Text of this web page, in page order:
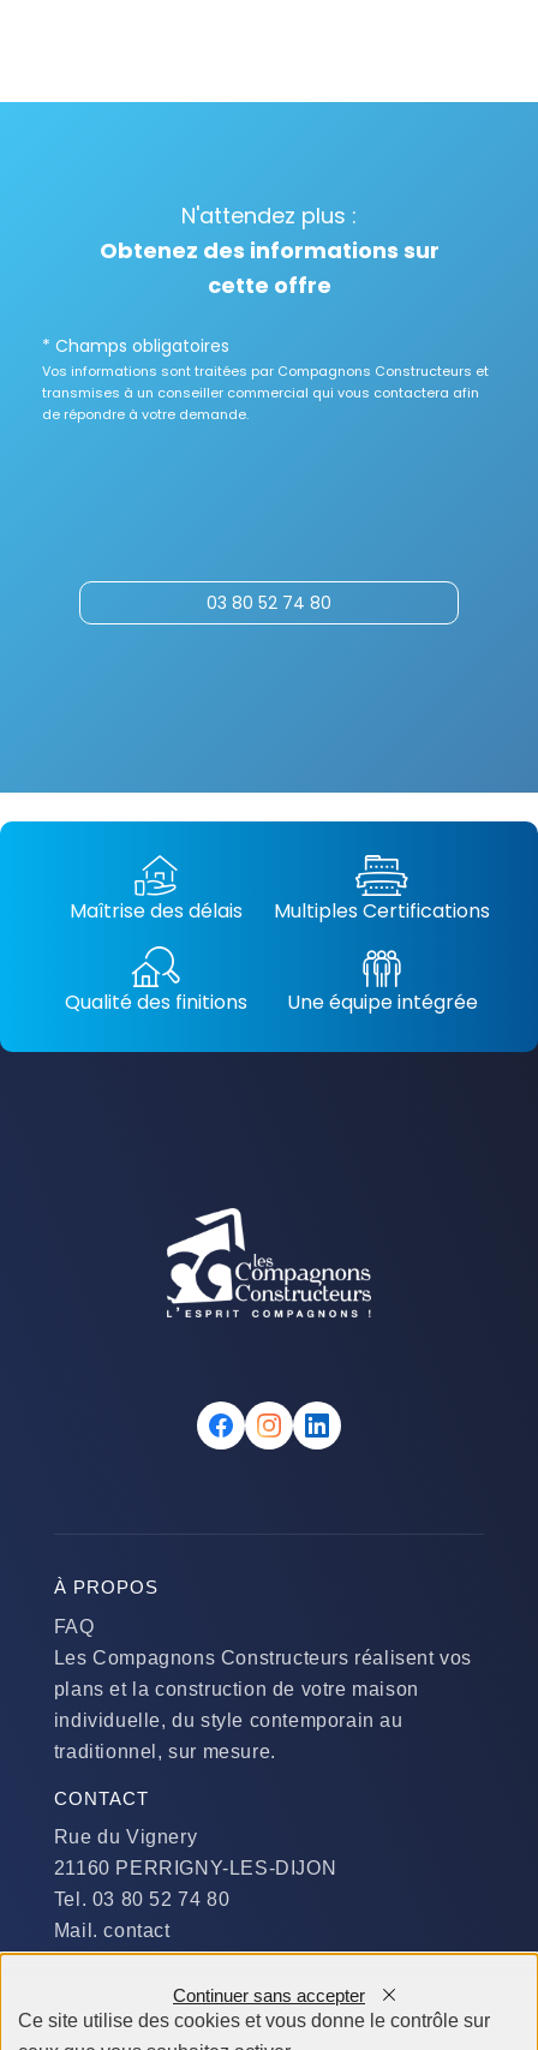
N'attendez plus :
Obtenez des informations sur
cette offre
* Champs obligatoires
Vos informations sont traitées par Compagnons Constructeurs et
transmises à un conseiller commercial qui vous contactera afin
de répondre à votre demande.
03 80 52 74 80
Maîtrise des délais Multiples Certifications
Qualité des finitions Une équipe intégrée
À PROPOS
FAQ
Les Compagnons Constructeurs réalisent vos
plans et la construction de votre maison
individuelle, du style contemporain au
traditionnel, sur mesure.
CONTACT
Rue du Vignery
21160 PERRIGNY-LES-DIJON
Tel. 03 80 52 74 80
Mail. contact
Du Lundi au Jeudi :
Ce site utilise des cookies et vous donne le contrôle sur
Continuer sans accepter